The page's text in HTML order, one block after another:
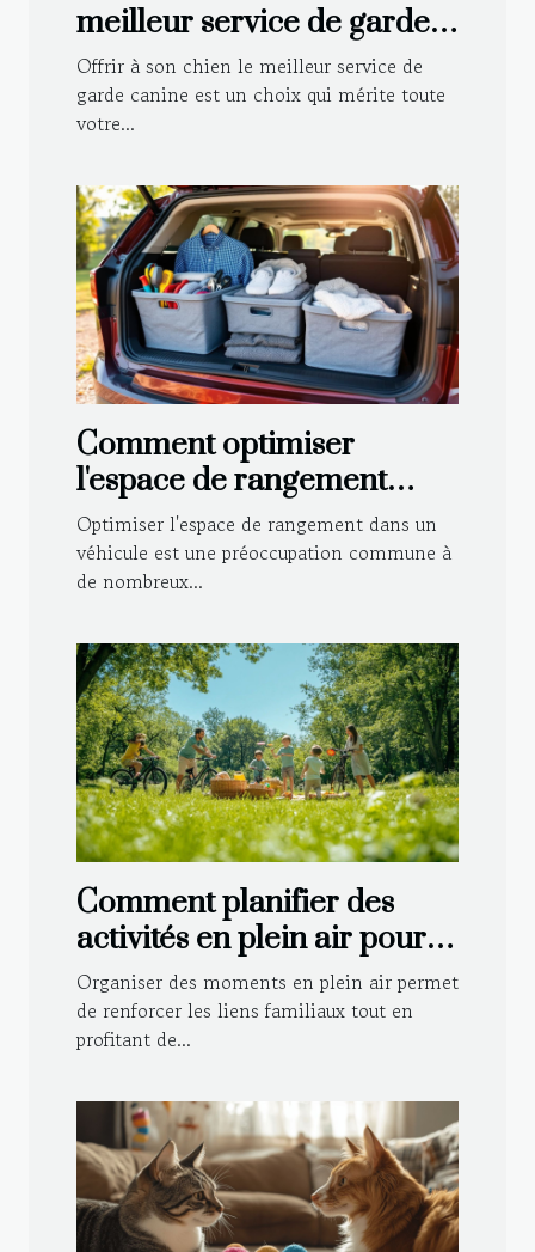
meilleur service de garde
canine pour votre
compagnon ?
Offrir à son chien le meilleur service de
garde canine est un choix qui mérite toute
votre...
Comment optimiser
l'espace de rangement
dans votre véhicule ?
Optimiser l'espace de rangement dans un
véhicule est une préoccupation commune à
de nombreux...
Comment planifier des
activités en plein air pour
toute la famille ?
Organiser des moments en plein air permet
de renforcer les liens familiaux tout en
profitant de...